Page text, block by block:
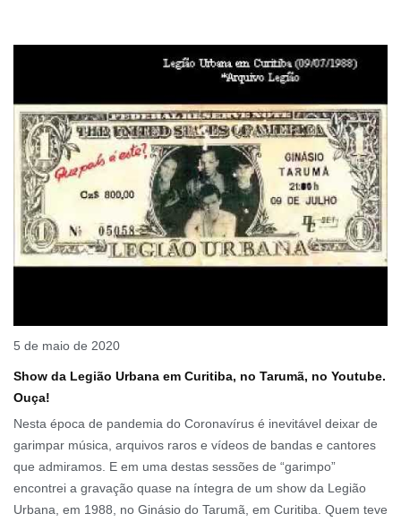
5 de maio de 2020
Show da Legião Urbana em Curitiba, no Tarumã, no Youtube.
Ouça!
Nesta época de pandemia do Coronavírus é inevitável deixar de
garimpar música, arquivos raros e vídeos de bandas e cantores
que admiramos. E em uma destas sessões de “garimpo”
encontrei a gravação quase na íntegra de um show da Legião
Urbana, em 1988, no Ginásio do Tarumã, em Curitiba. Quem teve